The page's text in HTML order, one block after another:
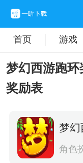
首页 游戏
梦幻西游跑
奖励表
梦幻
角色